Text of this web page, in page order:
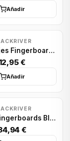
Añadir
Hanger Ejes Fingerboards Blackriver: First Aid Single 29
€
Añadir
Ruedas Fingerboards Blackriver: Blank Street Yellow
€